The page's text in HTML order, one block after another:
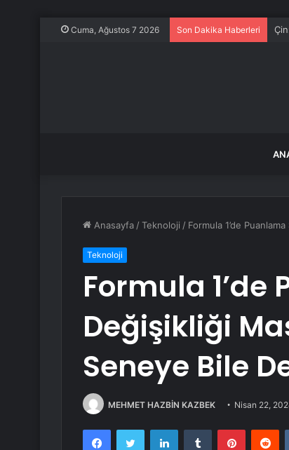
Cuma, Ağustos 7 2026 Son Dakika Haberleri
Anasayfa /Teknoloji / Formula 1’de
Teknoloji
Formula
Değişikliği
Seneye Bile
MEHMET HAZBİN KAZBEK Nisan 22,
FacebookTwitter LinkedInTumblr Pinterest